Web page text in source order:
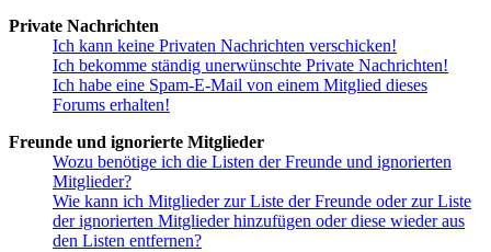
Private Nachrichten
Ich kann keine Privaten Nachrichten verschicken!
Ich bekomme ständig unerwünschte Private Nachrichten!
Ich habe eine Spam-E-Mail von einem Mitglied dieses
Forums erhalten!
Freunde und ignorierte Mitglieder
Wozu benötige ich die Listen der Freunde und ignorierten
Mitglieder?
Wie kann ich Mitglieder zur Liste der Freunde oder zur Liste
der ignorierten Mitglieder hinzufügen oder diese wieder aus
den Listen entfernen?